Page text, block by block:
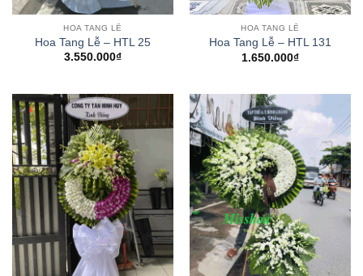
HOA TANG LỄ
Hoa Tang Lễ – HTL 25
3.550.000₫
HOA TANG LỄ
Hoa Tang Lễ – HTL 131
1.650.000₫